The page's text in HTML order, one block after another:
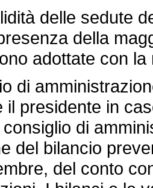
delle sedute
della
adottate con
il presidente in
di
del bilancio
del conto